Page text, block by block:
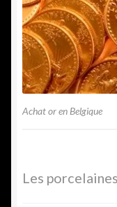
Achat or en Belgique
Les